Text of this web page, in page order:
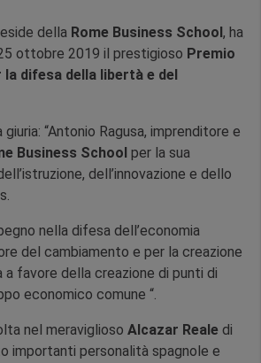
della Rome Business School, ha
ottobre 2019 il prestigioso Premio
la difesa della libertà e del
“Antonio Ragusa, imprenditore e
Business School per la sua
dell’innovazione e dello
nella difesa dell’economia
del cambiamento e per la creazione
favore della creazione di punti di
economico comune “.
nel meraviglioso Alcazar Reale di
importanti personalità spagnole e